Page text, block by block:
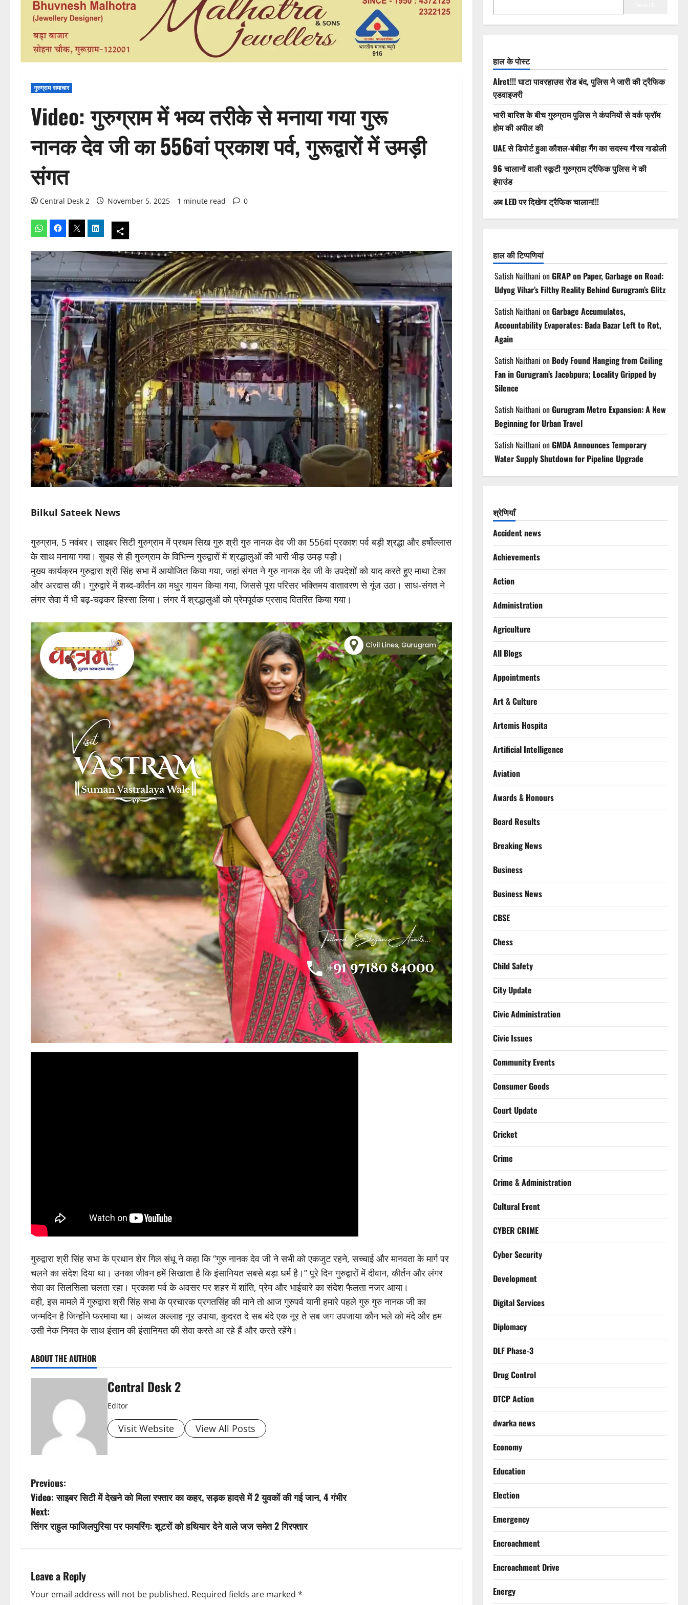
गुरुग्राम समाचार
Video: गुरुग्राम में भव्य तरीके से मनाया गया गुरू
नानक देव जी का 556वां प्रकाश पर्व, गुरूद्वारों में उमड़ी
संगत
Central Desk 2 November 5, 2025 1 minute read 0
Bilkul Sateek News
गुरुग्राम, 5 नवंबर। साइबर सिटी गुरुग्राम में प्रथम सिख गुरु श्री गुरु नानक देव जी का 556वां प्रकाश पर्व बड़ी श्रद्धा और हर्षोल्लास
के साथ मनाया गया। सुबह से ही गुरुग्राम के विभिन्न गुरुद्वारों में श्रद्धालुओं की भारी भीड़ उमड़ पड़ी।
मुख्य कार्यक्रम गुरुद्वारा श्री सिंह सभा में आयोजित किया गया, जहां संगत ने गुरु नानक देव जी के उपदेशों को याद करते हुए माथा टेका
और अरदास की। गुरुद्वारे में शब्द-कीर्तन का मधुर गायन किया गया, जिससे पूरा परिसर भक्तिमय वातावरण से गूंज उठा। साध-संगत ने
लंगर सेवा में भी बढ़-चढ़कर हिस्सा लिया। लंगर में श्रद्धालुओं को प्रेमपूर्वक प्रसाद वितरित किया गया।
गुरुद्वारा श्री सिंह सभा के प्रधान शेर गिल संधू ने कहा कि “गुरु नानक देव जी ने सभी को एकजुट रहने, सच्चाई और मानवता के मार्ग पर
चलने का संदेश दिया था। उनका जीवन हमें सिखाता है कि इंसानियत सबसे बड़ा धर्म है।” पूरे दिन गुरुद्वारों में दीवान, कीर्तन और लंगर
सेवा का सिलसिला चलता रहा। प्रकाश पर्व के अवसर पर शहर में शांति, प्रेम और भाईचारे का संदेश फैलता नजर आया।
वही, इस मामले में गुरुद्वारा श्री सिंह सभा के प्रचारक प्रगतसिंह की माने तो आज गुरुपर्व यानी हमारे पहले गुरु गुरु नानक जी का
जन्मदिन है जिन्होंने फरमाया था। अव्वल अल्लाह नूर उपाया, कुदरत दे सब बंदे एक नूर ते सब जग उपजाया कौन भले को मंदे और हम
उसी नेक नियत के साथ इंसान की इंसानियत की सेवा करते आ रहे हैं और करते रहेंगे।
ABOUT THE AUTHOR
Central Desk 2
Editor
Visit Website View All Posts
P
o
s
n
a
Previous:
Video: साइबर सिटी में देखने को मिला रफ्तार का कहर, सड़क हादसे में 2 युवकों की गई जान, 4 गंभीर
Next:
सिंगर राहुल फाजिलपुरिया पर फायरिंगः शूटरों को हथियार देने वाले जज समेत 2 गिरफ्तार
Leave a Reply
Your email address will not be published. Required fields are marked *
हाल के पोस्ट
Alret!!! घाटा पावरहाउस रोड बंद, पुलिस ने जारी की ट्रैफिक
एडवाइजरी
भारी बारिश के बीच गुरुग्राम पुलिस ने कंपनियों से वर्क फ्रॉम
होम की अपील की
UAE से डिपोर्ट हुआ कौशल-बंबीहा गैंग का सदस्य गौरव गाडोली
96 चालानों वाली स्कूटी गुरुग्राम ट्रैफिक पुलिस ने की
इंपाउंड
अब LED पर दिखेगा ट्रैफिक चालान!!!
हाल की टिप्पणियां
Satish Naithani onGRAP on Paper, Garbage on Road:
Udyog Vihar’s Filthy Reality Behind Gurugram’s Glitz
Satish Naithani onGarbage Accumulates,
Accountability Evaporates: Bada Bazar Left to Rot,
Again
Satish Naithani on Body Found Hanging from Ceiling
Fan in Gurugram’s Jacobpura; Locality Gripped by
Silence
Satish Naithani onGurugram Metro Expansion: A New
Beginning for Urban Travel
Satish Naithani onGMDA Announces Temporary
Water Supply Shutdown for Pipeline Upgrade
श्रेणियाँ
Accident news
Achievements
Action
Administration
Agriculture
All Blogs
Appointments
Art & Culture
Artemis Hospita
Artificial Intelligence
Aviation
Awards & Honours
Board Results
Breaking News
Business
Business News
CBSE
Chess
Child Safety
City Update
Civic Administration
Civic Issues
Community Events
Consumer Goods
Court Update
Cricket
Crime
Crime & Administration
Cultural Event
CYBER CRIME
Cyber Security
Development
Digital Services
Diplomacy
DLF Phase-3
Drug Control
DTCP Action
dwarka news
Economy
Education
Election
Emergency
Encroachment
Encroachment Drive
Energy